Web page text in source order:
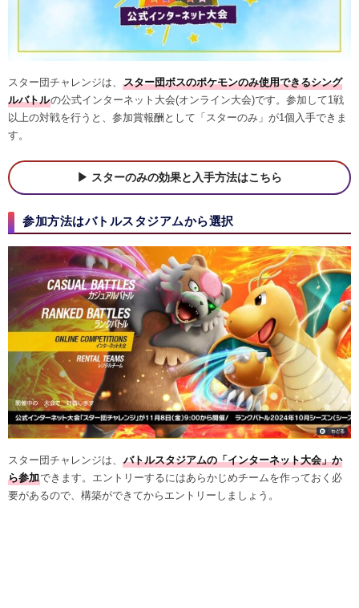
スター団チャレンジは、 スター団ボスのポケモンのみ使用できるシング
ルバトルの公式インターネット大会(オンライン大会)です。参加して1戦
以上の対戦を行うと、参加賞報酬として「スターのみ」が1個入手できま
す。
スターのみの効果と入手方法はこちら
参加方法はバトルスタジアムから選択
スター団チャレンジは、 バトルスタジアムの「インターネット大会」か
ら参加できます。エントリーするにはあらかじめチームを作っておく必
要があるので、構築ができてからエントリーしましょう。